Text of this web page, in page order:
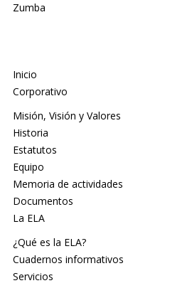
Zumba
Inicio
Corporativo
Misión, Visión y Valores
Historia
Estatutos
Equipo
Memoria de actividades
Documentos
La ELA
¿Qué es la ELA?
Cuadernos informativos
Servicios